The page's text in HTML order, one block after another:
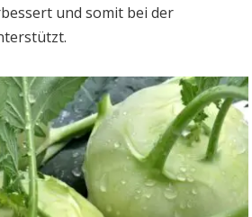
und somit bei der